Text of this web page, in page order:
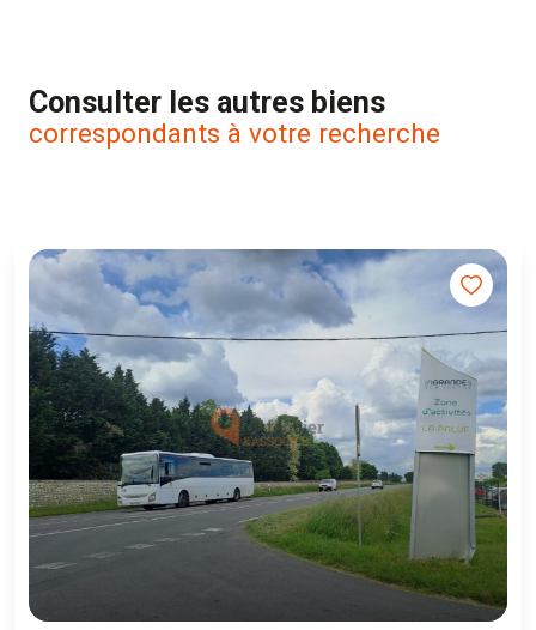
Consulter les autres biens
correspondants à votre recherche